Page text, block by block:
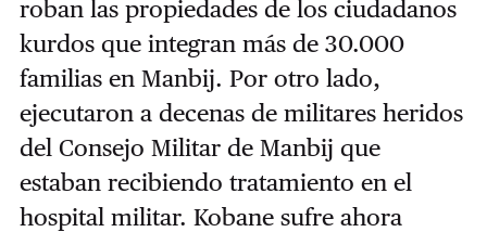
roban las propiedades de los ciudadanos
kurdos que integran más de 30.000
familias en Manbij. Por otro lado,
ejecutaron a decenas de militares heridos
del Consejo Militar de Manbij que
estaban recibiendo tratamiento en el
hospital militar. Kobane sufre ahora